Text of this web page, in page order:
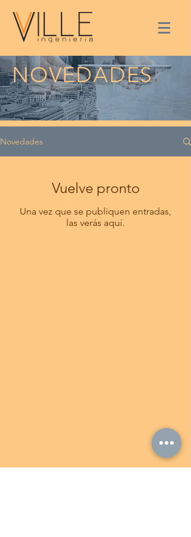
NOVEDADES
Novedades
Vuelve pronto
Una vez que se publiquen entradas,
las verás aquí.